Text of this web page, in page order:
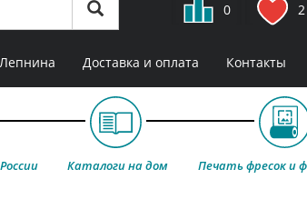
0 2
Лепнина Доставка и оплата Контакты
Каталоги на дом Печать фресок и